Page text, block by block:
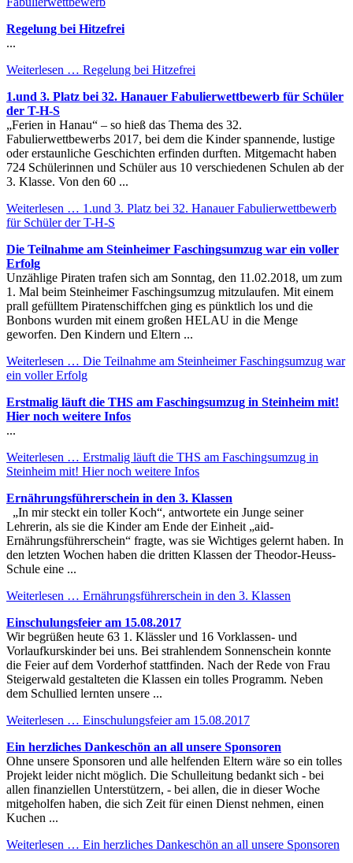
Regelung bei Hitzefrei
...
Weiterlesen … Regelung bei Hitzefrei
1.und 3. Platz bei 32. Hanauer Fabulierwettbewerb für Schüler
der T-H-S
„Ferien in Hanau“ – so hieß das Thema des 32.
Fabulierwettbewerbs 2017, bei dem die Kinder spannende, lustige
oder erstaunliche Geschichten erfinden durften. Mitgemacht haben
724 Schülerinnen und Schüler aus 10 verschiedenen Schulen ab der
3. Klasse. Von den 60 ...
Weiterlesen … 1.und 3. Platz bei 32. Hanauer Fabulierwettbewerb
für Schüler der T-H-S
Die Teilnahme am Steinheimer Faschingsumzug war ein voller
Erfolg
Unzählige Piraten trafen sich am Sonntag, den 11.02.2018, um zum
1. Mal beim Steinheimer Faschingsumzug mitzulaufen. Mit einem
prall gefülltem Piratenschiffchen ging es pünktlich los und die
Bonbons wurden mit einem großen HELAU in die Menge
geworfen. Den Kindern und Eltern ...
Weiterlesen … Die Teilnahme am Steinheimer Faschingsumzug war
ein voller Erfolg
Erstmalig läuft die THS am Faschingsumzug in Steinheim mit!
Hier noch weitere Infos
...
Weiterlesen … Erstmalig läuft die THS am Faschingsumzug in
Steinheim mit! Hier noch weitere Infos
Ernährungsführerschein in den 3. Klassen
„In mir steckt ein toller Koch“, antwortete ein Junge seiner
Lehrerin, als sie die Kinder am Ende der Einheit „aid-
Ernährungsführerschein“ fragte, was sie Wichtiges gelernt haben. In
den letzten Wochen haben die dritten Klassen der Theodor-Heuss-
Schule eine ...
Weiterlesen … Ernährungsführerschein in den 3. Klassen
Einschulungsfeier am 15.08.2017
Wir begrüßen heute 63 1. Klässler und 16 Vorklassen- und
Vorlaufkurskinder bei uns. Bei strahlendem Sonnenschein konnte
die Feier auf dem Vorderhof stattfinden. Nach der Rede von Frau
Steigerwald gestalteten die Klassen ein tolles Programm. Neben
dem Schullied lernten unsere ...
Weiterlesen … Einschulungsfeier am 15.08.2017
Ein herzliches Dankeschön an all unsere Sponsoren
Ohne unsere Sponsoren und alle helfenden Eltern wäre so ein tolles
Projekt leider nicht möglich. Die Schulleitung bedankt sich - bei
allen finanziellen Unterstützern, - bei allen, die in dieser Woche
mitgeholfen haben, die sich Zeit für einen Dienst nehmen, einen
Kuchen ...
Weiterlesen … Ein herzliches Dankeschön an all unsere Sponsoren